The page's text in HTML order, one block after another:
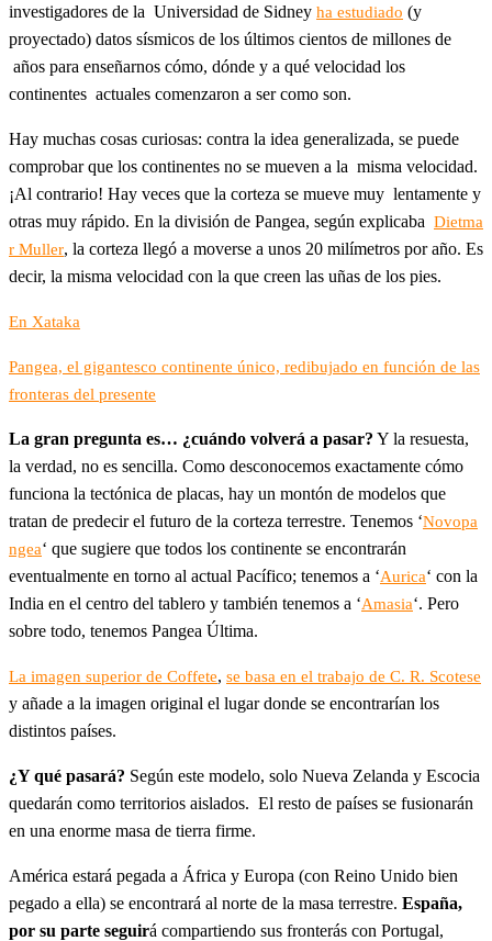
investigadores de la Universidad de Sidney ha estudiado (y
proyectado) datos sísmicos de los últimos cientos de millones de
años para enseñarnos cómo, dónde y a qué velocidad los
continentes actuales comenzaron a ser como son.
Hay muchas cosas curiosas: contra la idea generalizada, se puede
comprobar que los continentes no se mueven a la misma velocidad.
¡Al contrario! Hay veces que la corteza se mueve muy lentamente y
otras muy rápido. En la división de Pangea, según explicaba Dietma
r Muller, la corteza llegó a moverse a unos 20 milímetros por año. Es
decir, la misma velocidad con la que creen las uñas de los pies.
En Xataka
Pangea, el gigantesco continente único, redibujado en función de las
fronteras del presente
La gran pregunta es… ¿cuándo volverá a pasar? Y la resuesta,
la verdad, no es sencilla. Como desconocemos exactamente cómo
funciona la tectónica de placas, hay un montón de modelos que
tratan de predecir el futuro de la corteza terrestre. Tenemos ‘Novopa
ngea‘ que sugiere que todos los continente se encontrarán
eventualmente en torno al actual Pacífico; tenemos a ‘Aurica‘ con la
India en el centro del tablero y también tenemos a ‘Amasia‘. Pero
sobre todo, tenemos Pangea Última.
La imagen superior de Coffete, se basa en el trabajo de C. R. Scotese
y añade a la imagen original el lugar donde se encontrarían los
distintos países.
¿Y qué pasará? Según este modelo, solo Nueva Zelanda y Escocia
quedarán como territorios aislados. El resto de países se fusionarán
en una enorme masa de tierra firme.
América estará pegada a África y Europa (con Reino Unido bien
pegado a ella) se encontrará al norte de la masa terrestre. España,
por su parte seguirá compartiendo sus fronterás con Portugal,